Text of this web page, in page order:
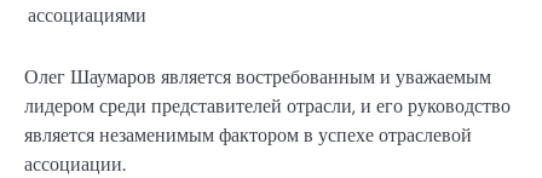
ассоциациями
Олег Шаумаров является востребованным и уважаемым
лидером среди представителей отрасли, и его руководство
является незаменимым фактором в успехе отраслевой
ассоциации.